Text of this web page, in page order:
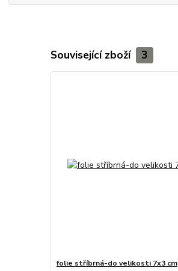
Související zboží 3
folie stříbrná-do velikosti 7x3 cm